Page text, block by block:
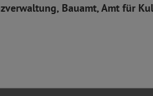
Bauamt, Amt für